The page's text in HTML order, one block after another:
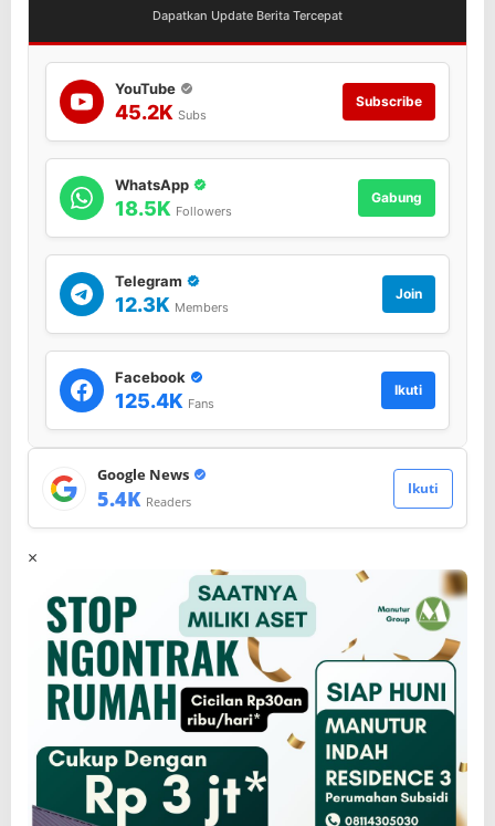
t
a
n
g
Dapatkan Update Berita Tercepat
YouTube
45.2K Subs
Subscribe
WhatsApp
18.5K Followers
Gabung
Telegram
12.3K Members
Join
Facebook
125.4K Fans
Ikuti
Google News
5.4K Readers
Ikuti
×